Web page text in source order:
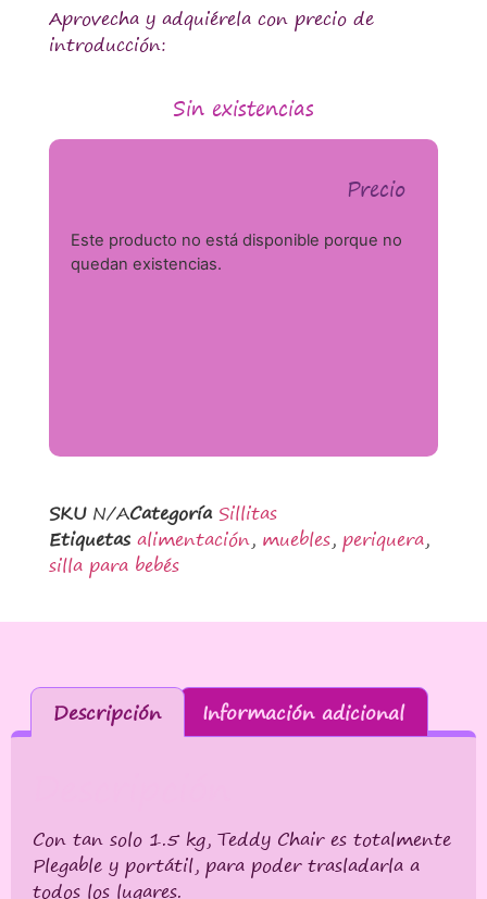
Aprovecha y adquiérela con precio de
introducción:
Sin existencias
Precio
Este producto no está disponible porque no
quedan existencias.
SKU N/ACategoría Sillitas
Etiquetas alimentación, muebles, periquera,
silla para bebés
Descripción Información adicional
Con tan solo 1.5 kg, Teddy Chair es totalmente
Plegable y portátil, para poder trasladarla a
todos los lugares.